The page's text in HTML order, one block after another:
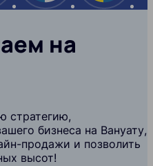
на
стратегию,
бизнеса на Вануату,
продажи и позволить
высот!